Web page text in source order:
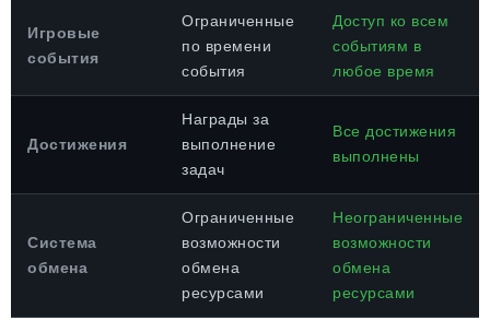
Игровые
события
Ограниченные
по времени
события
Доступ ко всем
событиям в
любое время
Достижения
Награды за
выполнение
задач
Все достижения
выполнены
Система
обмена
Ограниченные
возможности
обмена
ресурсами
Неограниченные
возможности
обмена
ресурсами